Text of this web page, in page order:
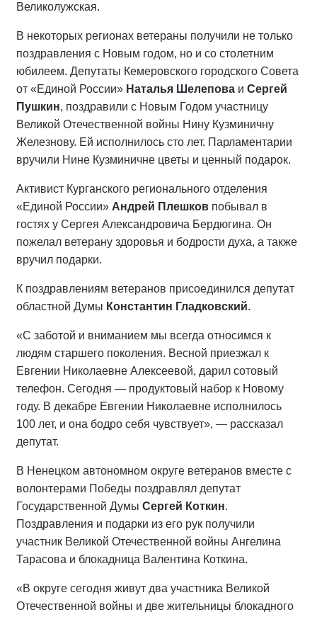
Великолужская.
В некоторых регионах ветераны получили не только
поздравления с Новым годом, но и со столетним
юбилеем. Депутаты Кемеровского городского Совета
от «Единой России» Наталья Шелепова и Сергей
Пушкин, поздравили с Новым Годом участницу
Великой Отечественной войны Нину Кузминичну
Железнову. Ей исполнилось сто лет. Парламентарии
вручили Нине Кузминичне цветы и ценный подарок.
Активист Курганского регионального отделения
«Единой России» Андрей Плешков побывал в
гостях у Сергея Александровича Бердюгина. Он
пожелал ветерану здоровья и бодрости духа, а также
вручил подарки.
К поздравлениям ветеранов присоединился депутат
областной Думы Константин Гладковский.
«С заботой и вниманием мы всегда относимся к
людям старшего поколения. Весной приезжал к
Евгении Николаевне Алексеевой, дарил сотовый
телефон. Сегодня — продуктовый набор к Новому
году. В декабре Евгении Николаевне исполнилось
100 лет, и она бодро себя чувствует», — рассказал
депутат.
В Ненецком автономном округе ветеранов вместе с
волонтерами Победы поздравлял депутат
Государственной Думы Сергей Коткин.
Поздравления и подарки из его рук получили
участник Великой Отечественной войны Ангелина
Тарасова и блокадница Валентина Коткина.
«В округе сегодня живут два участника Великой
Отечественной войны и две жительницы блокадного